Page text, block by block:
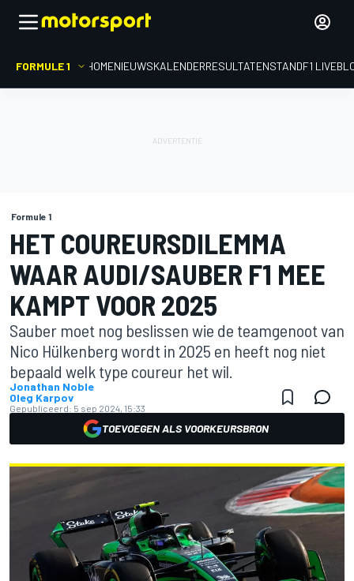
FORMULE 1 HOMENIEUWSKALENDERRESULTATENSTANDF1
Formule 1
HET COUREURSDILEMMA
WAAR AUDI/SAUBER F1 MEE
KAMPT VOOR 2025
Sauber moet nog beslissen wie de teamgenoot van
Nico Hülkenberg wordt in 2025 en heeft nog niet
bepaald welk type coureur het wil.
Jonathan Noble
Oleg Karpov
Gepubliceerd: 5 sep 2024, 15:33
TOEVOEGEN ALS VOORKEURSBRON